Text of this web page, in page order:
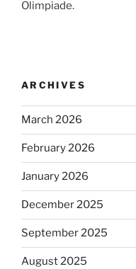
Olimpiade.
ARCHIVES
March 2026
February 2026
January 2026
December 2025
September 2025
August 2025